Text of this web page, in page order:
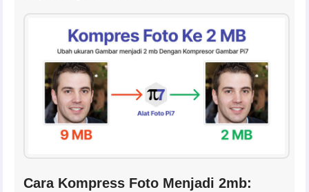
Cara Kompress Foto Menjadi 2mb: